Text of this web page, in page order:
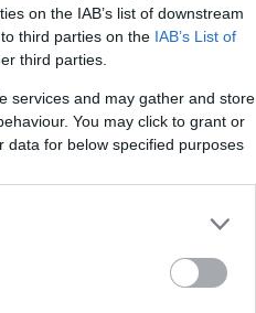
on the IAB’s list of downstream
third parties on the IAB’s List of
third parties.
services and may gather and store
You may click to grant or
data for below specified purposes
Link másolása
5.
és Miki
Petya a